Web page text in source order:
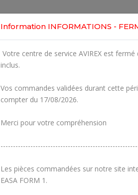
Information INFORMATIONS -
Votre centre de service AVIREX est
inclus.
Vos commandes validées durant cette
compter du 17/08/2026.
Merci pour votre compréhension
Les pièces commandées sur notre site
EASA FORM 1.